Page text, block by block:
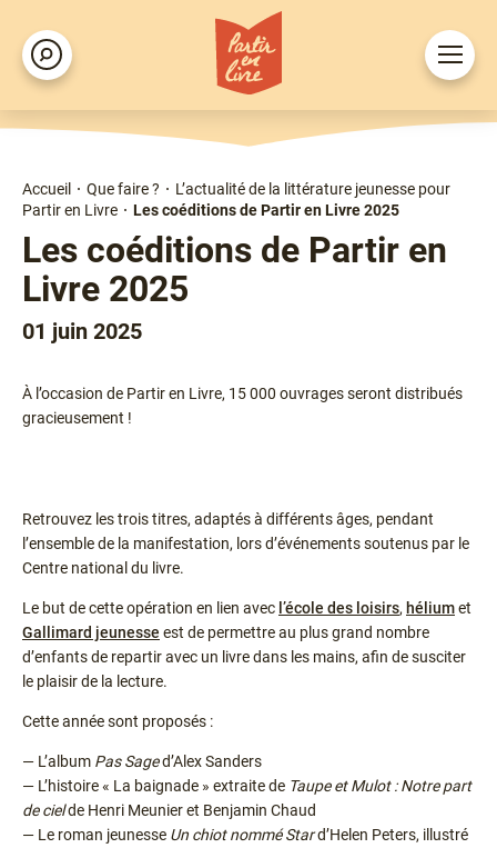
Aller
au
contenu
principal
Rechercher
Ouvrir
le
Fil
d'Ariane
Accueil Que faire ?
L’actualité de la littérature jeunesse pour
Partir en Livre
Les coéditions de Partir en Livre 2025
Les coéditions de Partir en
Livre 2025
01 juin 2025
Chapô
À l’occasion de Partir en Livre, 15 000 ouvrages seront distribués
gracieusement !
Texte
Retrouvez les trois titres, adaptés à différents âges, pendant
l’ensemble de la manifestation, lors d’événements soutenus par le
Centre national du livre.
Le but de cette opération en lien avec l’école des loisirs, héliumet
Gallimard jeunesse est de permettre au plus grand nombre
d’enfants de repartir avec un livre dans les mains, afin de susciter
le plaisir de la lecture.
Cette année sont proposés :
― L’album Pas Saged’Alex Sanders
― L’histoire « La baignade » extraite de Taupe et Mulot : Notre part
de cielde Henri Meunier et Benjamin Chaud
― Le roman jeunesse Un chiot nommé Stard’Helen Peters, illustré